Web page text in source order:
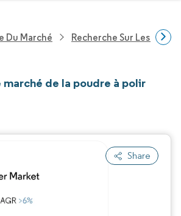
Du Marché Recherche Sur Les
de la poudre à polir
Share